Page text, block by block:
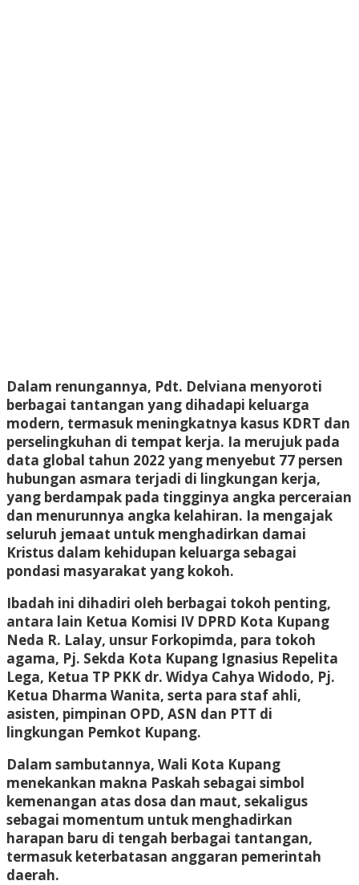
Dalam renungannya, Pdt. Delviana menyoroti
berbagai tantangan yang dihadapi keluarga
modern, termasuk meningkatnya kasus KDRT dan
perselingkuhan di tempat kerja. Ia merujuk pada
data global tahun 2022 yang menyebut 77 persen
hubungan asmara terjadi di lingkungan kerja,
yang berdampak pada tingginya angka perceraian
dan menurunnya angka kelahiran. Ia mengajak
seluruh jemaat untuk menghadirkan damai
Kristus dalam kehidupan keluarga sebagai
pondasi masyarakat yang kokoh.
Ibadah ini dihadiri oleh berbagai tokoh penting,
antara lain Ketua Komisi IV DPRD Kota Kupang
Neda R. Lalay, unsur Forkopimda, para tokoh
agama, Pj. Sekda Kota Kupang Ignasius Repelita
Lega, Ketua TP PKK dr. Widya Cahya Widodo, Pj.
Ketua Dharma Wanita, serta para staf ahli,
asisten, pimpinan OPD, ASN dan PTT di
lingkungan Pemkot Kupang.
Dalam sambutannya, Wali Kota Kupang
menekankan makna Paskah sebagai simbol
kemenangan atas dosa dan maut, sekaligus
sebagai momentum untuk menghadirkan
harapan baru di tengah berbagai tantangan,
termasuk keterbatasan anggaran pemerintah
daerah.